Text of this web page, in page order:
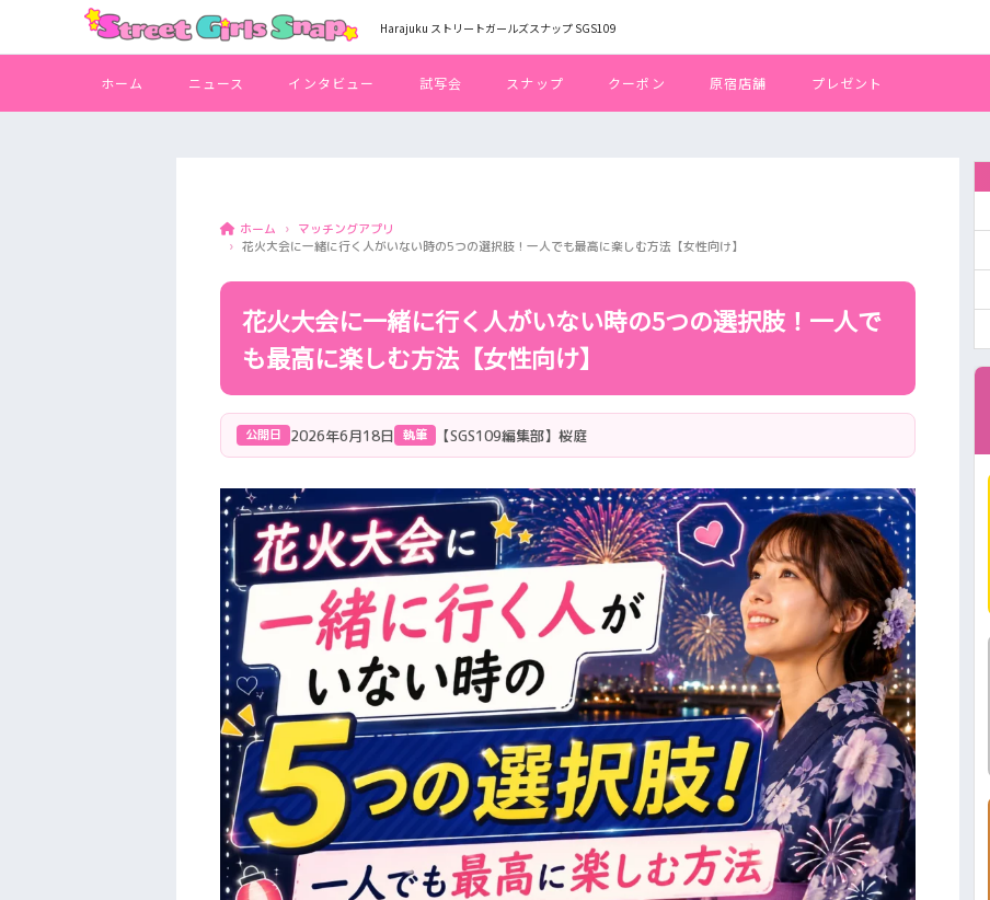
Harajuku ストリートガールズスナップ SGS109
ホーム ニュース インタビュー 試写会 スナップ クーポン 原宿店舗 プレゼント
ホーム
マッチングアプリ
花火大会に一緒に行く人がいない時の5つの選択肢！一人でも最高に楽しむ方法【女性向け】
花火大会に一緒に行く人がいない時の5つの選択肢！一人で
も最高に楽しむ方法【女性向け】
公開日 2026年6月18日 執筆 【SGS109編集部】桜庭